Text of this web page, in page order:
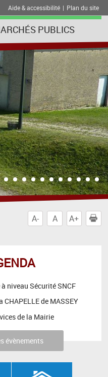
Aide & accessibilité | Plan du site
PUBLICS
A- A A+
niveau Sécurité SNCF
CHAPELLE de MASSEY
de la Mairie
évènements